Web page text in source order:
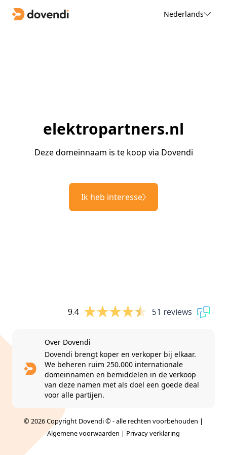
Nederlands
elektropartners.nl
Deze domeinnaam is te koop via Dovendi
Ik heb interesse
9.4 51 reviews
Over Dovendi
Dovendi brengt koper en verkoper bij elkaar.
We beheren ruim 250.000 internationale
domeinnamen en bemiddelen in de verkoop
van deze namen met als doel een goede deal
voor alle partijen.
© 2026 Copyright Dovendi © - alle rechten voorbehouden |
Algemene voorwaarden | Privacy verklaring